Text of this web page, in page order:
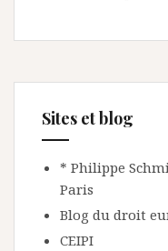
Sites et blog
* Philippe
Paris
Blog du droit
CEIPI